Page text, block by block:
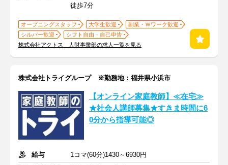
徒歩7分
オープニングスタッフ 大学生歓迎
副業・Ｗワーク歓迎
シルバー歓迎
シフト自由・自己申告
株式会社アクトス 人財事業部の求人一覧を見る
株式会社トライグループ ※勤務地：福井県小浜市
【オンライン家庭教師】≪在宅≫
★社会人講師募集★すきま時間に6
0分から指導可能◎
給与
1コマ(60分)1430～6930円